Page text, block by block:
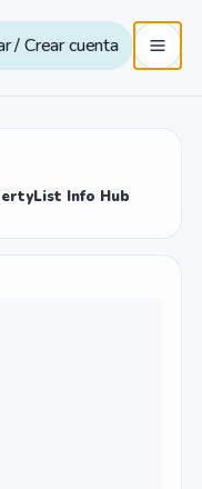
/ Crear cuenta
Info Hub